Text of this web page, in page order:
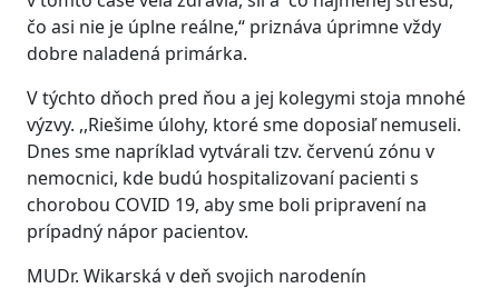
čo asi nie je úplne reálne,“ priznáva úprimne vždy
dobre naladená primárka.
V týchto dňoch pred ňou a jej kolegymi stoja mnohé
výzvy. ,,Riešime úlohy, ktoré sme doposiaľ nemuseli.
Dnes sme napríklad vytvárali tzv. červenú zónu v
nemocnici, kde budú hospitalizovaní pacienti s
chorobou COVID 19, aby sme boli pripravení na
prípadný nápor pacientov.
MUDr. Wikarská v deň svojich narodenín